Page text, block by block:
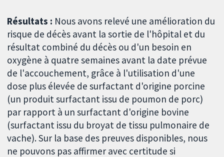
Résultats : Nous avons relevé une amélioration du
risque de décès avant la sortie de l'hôpital et du
résultat combiné du décès ou d'un besoin en
oxygène à quatre semaines avant la date prévue
de l'accouchement, grâce à l'utilisation d'une
dose plus élevée de surfactant d'origine porcine
(un produit surfactant issu de poumon de porc)
par rapport à un surfactant d'origine bovine
(surfactant issu du broyat de tissu pulmonaire de
vache). Sur la base des preuves disponibles, nous
ne pouvons pas affirmer avec certitude si